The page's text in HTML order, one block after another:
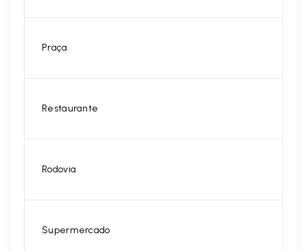
Praça
Restaurante
Rodovia
Supermercado